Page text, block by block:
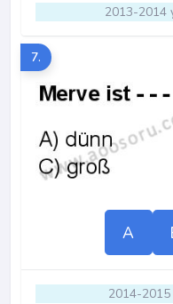
2013-2014
7.
A
2014-2015